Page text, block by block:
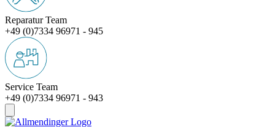
Reparatur Team
+49 (0)7334 96971 - 945
Service Team
+49 (0)7334 96971 - 943